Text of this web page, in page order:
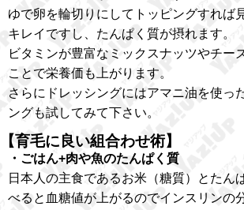
ゆで卵を輪切りにしてトッピングすれば
キレイですし、たんぱく質が摂れます。
ビタミンが豊富なミックスナッツやチー
ことで栄養価も上がります。
さらにドレッシングにはアマニ油を使っ
ングも試してみて下さい。
【育毛に良い組合わせ術】
・ごはん+肉や魚のたんぱく質
日本人の主食であるお米（糖質）とたん
べると血糖値が上がるのでインスリンの